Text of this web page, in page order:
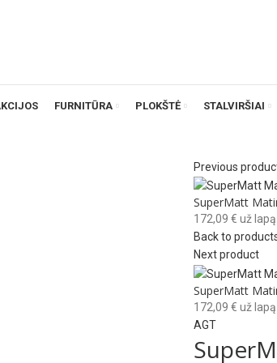
FURNITŪRA PLOKŠTĖ STALVIRŠIAI
Previous
SuperMatt
172,09 € už lapą
Back to
Next product
SuperMatt
172,09 € už lapą
AGT